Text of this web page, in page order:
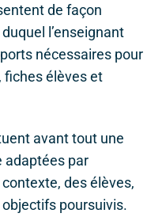
de façon
l’enseignant
nécessaires pour
fiches élèves et
avant tout une
adaptées par
des élèves,
poursuivis.